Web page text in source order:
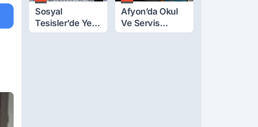
Sosyal
Tesisler’de Yeni
Tarife Belli Oldu
Afyon’da Okul
Ve Servis
Ücretleri